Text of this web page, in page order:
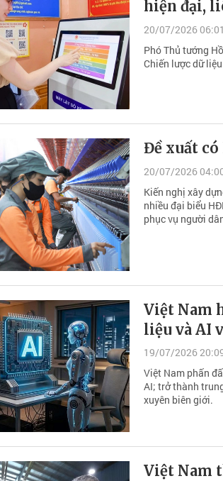
hiện đại,
20/07/2026 06:01
Phó Thủ tướng
Chiến lược dữ
Đề xuất có
20/07/2026
Kiến nghị xây
nhiều đại biểu
phục vụ người
Việt Nam
liệu và AI
19/07/2026
Việt Nam phấn
AI; trở thành
xuyên biên giới.
Việt Nam